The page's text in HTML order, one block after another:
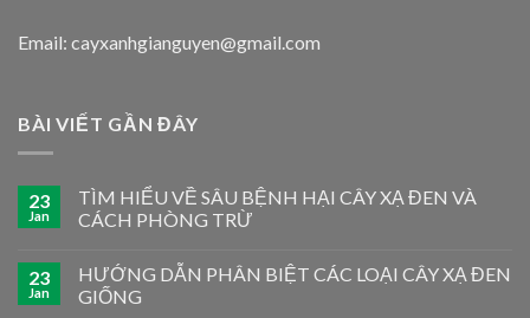
Email: cayxanhgianguyen@gmail.com
BÀI VIẾT GẦN ĐÂY
23
Jan
TÌM HIỂU VỀ SÂU BỆNH HẠI CÂY XẠ ĐEN VÀ
CÁCH PHÒNG TRỪ
23
Jan
HƯỚNG DẪN PHÂN BIỆT CÁC LOẠI CÂY XẠ ĐEN
GIỐNG